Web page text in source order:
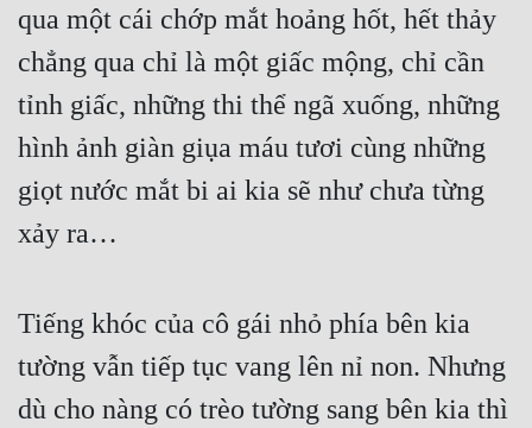
Ngược
Nữ Cường
Phong Thủy - Tâm Linh
Phương Tây
Quan Trường
Quân Sự
Sảng Văn
qua một cái chớp mắt hoảng hốt, hết thảy
chẳng qua chỉ là một giấc mộng, chỉ cần
tỉnh giấc, những thi thể ngã xuống, những
hình ảnh giàn giụa máu tươi cùng những
giọt nước mắt bi ai kia sẽ như chưa từng
xảy ra…
Tiếng khóc của cô gái nhỏ phía bên kia
tường vẫn tiếp tục vang lên nỉ non. Nhưng
dù cho nàng có trèo tường sang bên kia thì